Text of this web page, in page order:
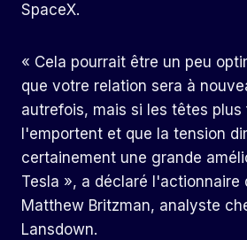
SpaceX.
« Cela pourrait être un peu
que votre relation sera à
autrefois, mais si les têtes plus
l'emportent et que la tension
certainement une grande
Tesla », a déclaré l'actionnaire
Matthew Britzman, analyste
Lansdown.